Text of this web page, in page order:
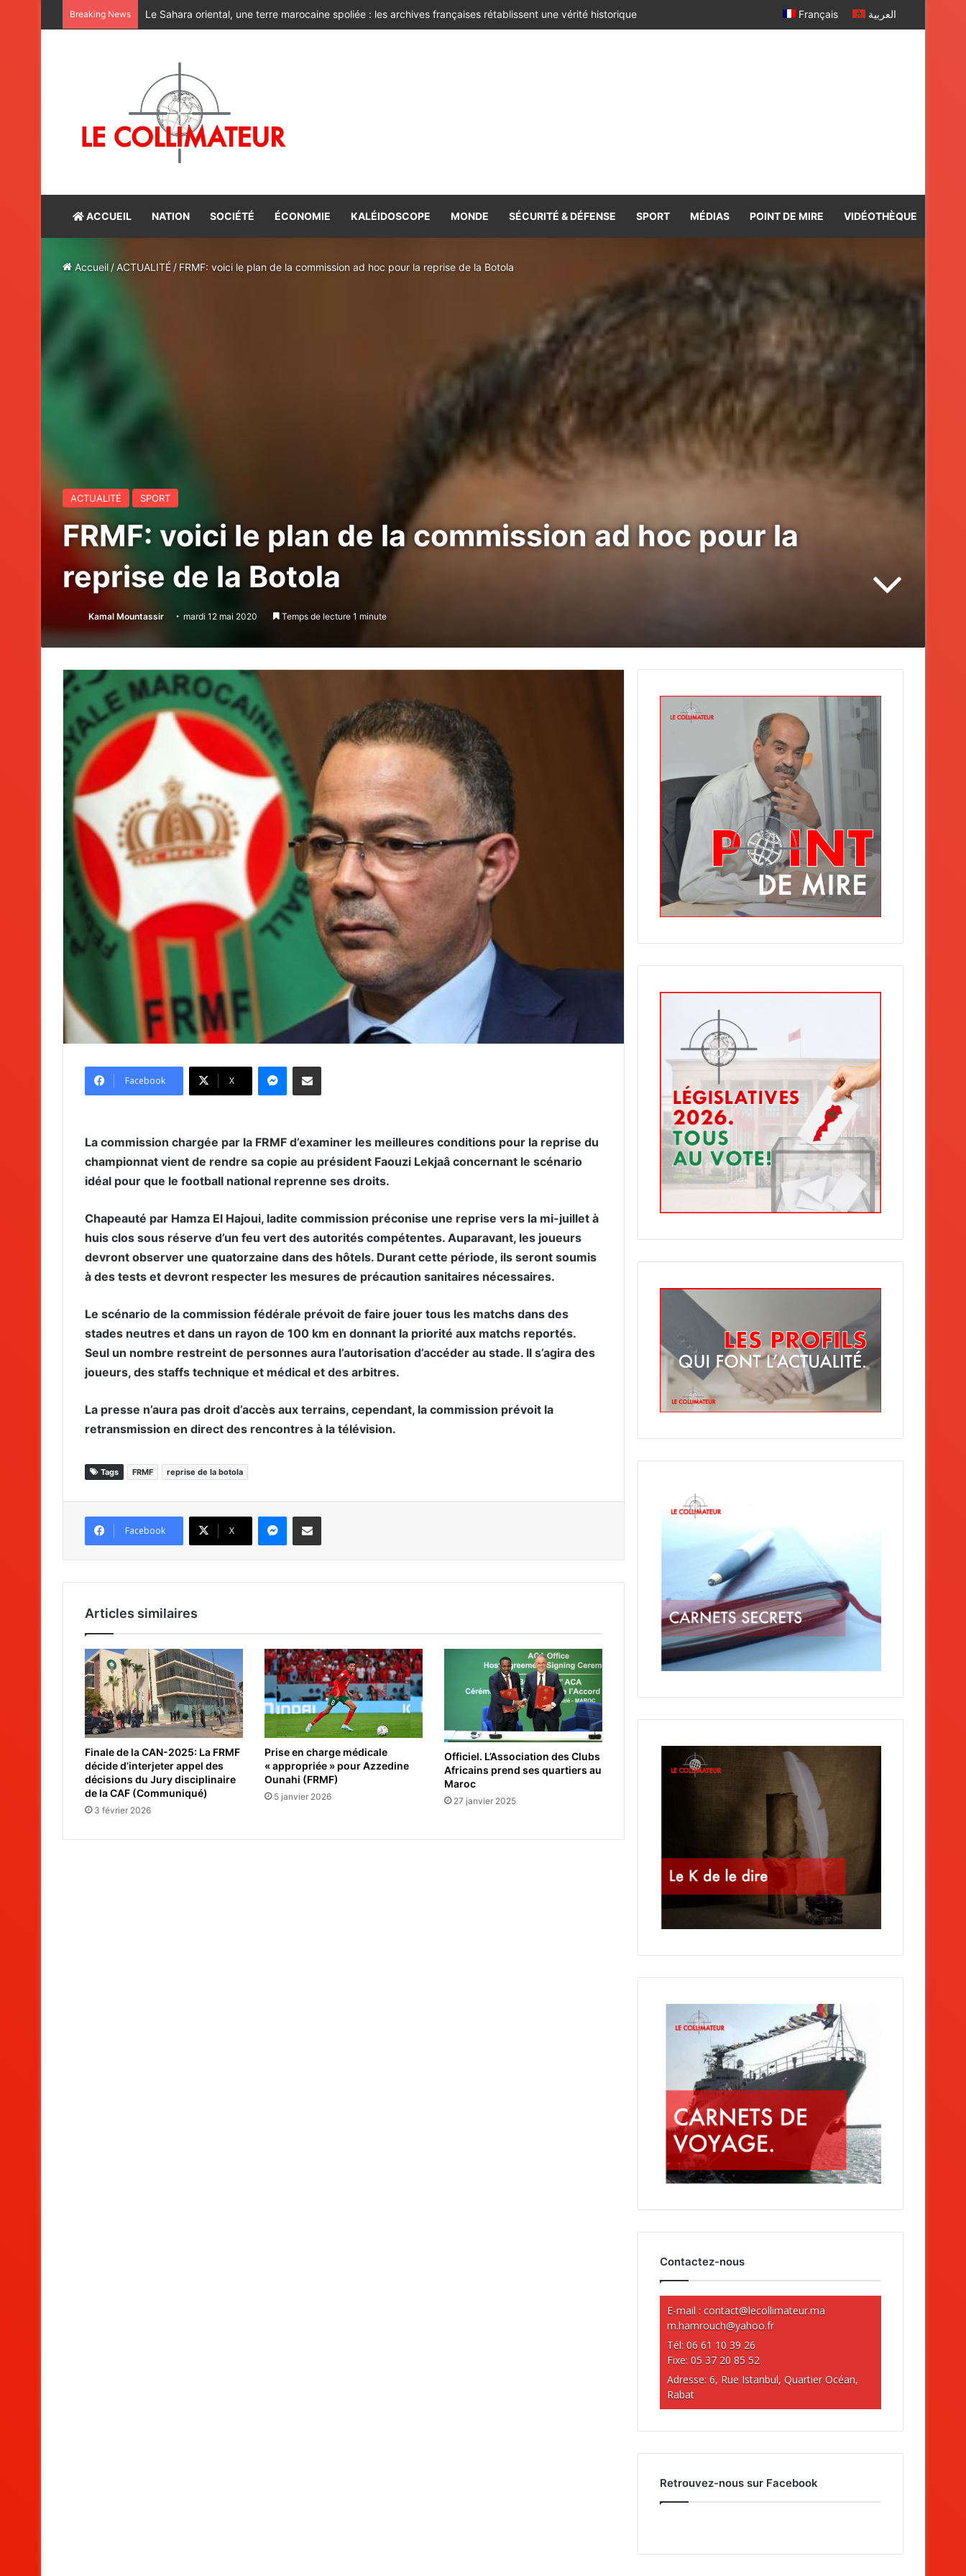
Breaking News Alerte rouge : Halte aux charlatans du bien-être ! Français العربية
ACCUEIL NATION SOCIÉTÉ ÉCONOMIE KALÉIDOSCOPE MONDE SÉCURITÉ & DÉFENSE SPORT MÉDIAS POINT DE MIRE VIDÉOTHÈQUE
Accueil / ACTUALITÉ / FRMF: voici le plan de la commission ad hoc pour la reprise de la Botola
ACTUALITÉ SPORT
FRMF: voici le plan de la commission ad hoc pour la
reprise de la Botola
Kamal Mountassir mardi 12 mai 2020 Temps de lecture 1 minute
Facebook X
La commission chargée par la FRMF d’examiner les meilleures conditions pour la reprise du
championnat vient de rendre sa copie au président Faouzi Lekjaâ concernant le scénario
idéal pour que le football national reprenne ses droits.
Chapeauté par Hamza El Hajoui, ladite commission préconise une reprise vers la mi-juillet à
huis clos sous réserve d’un feu vert des autorités compétentes. Auparavant, les joueurs
devront observer une quatorzaine dans des hôtels. Durant cette période, ils seront soumis
à des tests et devront respecter les mesures de précaution sanitaires nécessaires.
Le scénario de la commission fédérale prévoit de faire jouer tous les matchs dans des
stades neutres et dans un rayon de 100 km en donnant la priorité aux matchs reportés.
Seul un nombre restreint de personnes aura l’autorisation d’accéder au stade. Il s’agira des
joueurs, des staffs technique et médical et des arbitres.
La presse n’aura pas droit d’accès aux terrains, cependant, la commission prévoit la
retransmission en direct des rencontres à la télévision.
Tags FRMF reprise de la botola
Facebook X
Articles similaires
Finale de la CAN-2025: La FRMF
décide d’interjeter appel des
décisions du Jury disciplinaire
de la CAF (Communiqué)
3 février 2026
Prise en charge médicale
« appropriée » pour Azzedine
Ounahi (FRMF)
5 janvier 2026
Officiel. L’Association des Clubs
Africains prend ses quartiers au
Maroc
27 janvier 2025
Contactez-nous
E-mail :contact@lecollimateur.ma
m.hamrouch@yahoo.fr
Tél: 06 61 10 39 26
Fixe: 05 37 20 85 52
Adresse: 6, Rue Istanbul, Quartier Océan,
Rabat
Retrouvez-nous sur Facebook